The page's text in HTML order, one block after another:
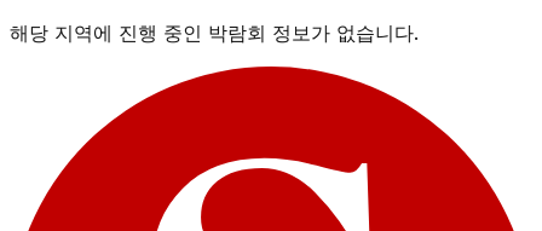
해당 지역에 진행 중인 박람회 정보가 없습니다.